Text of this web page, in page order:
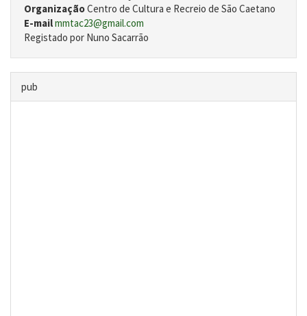
OrganizaçãoCentro de Cultura e Recreio de São Caetano
E-mailmmtac23@gmail.com
Registado por Nuno Sacarrão
pub